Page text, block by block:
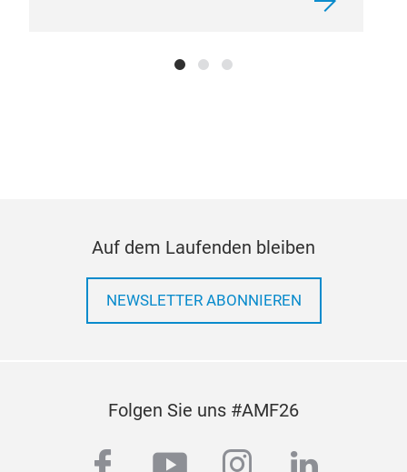
Auf dem Laufenden bleiben
NEWSLETTER ABONNIEREN
Folgen Sie uns #AMF26